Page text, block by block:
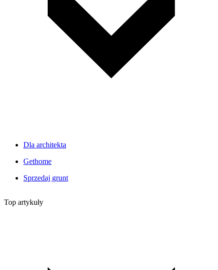
Dla architekta
Gethome
Sprzedaj grunt
Top artykuły